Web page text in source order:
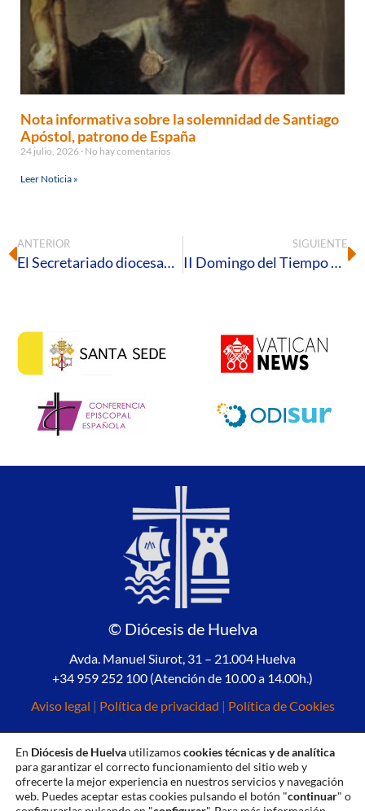
Nota informativa sobre la solemnidad de Santiago
Apóstol, patrono de España
24 julio, 2026 No hay comentarios
Leer Noticia »
ANTERIOR
El Secretariado diocesano para la Lectura Creyente de la Palabra celebra el VII Domingo de la Palabra de Dios
SIGUIENTE
II Domingo del Tiempo Ordinario – Ciclo A
© Diócesis de Huelva
Avda. Manuel Siurot, 31 – 21.004 Huelva
+34 959 252 100 (Atención de 10.00 a 14.00h.)
Aviso legal | Política de privacidad | Política de Cookies
En Diócesis de Huelvautilizamoscookies técnicas y de analítica
para garantizar el correcto funcionamiento del sitio web y
ofrecerte la mejor experiencia en nuestros servicios y navegación
web. Puedes aceptar estas cookies pulsando el botón "continuar" o